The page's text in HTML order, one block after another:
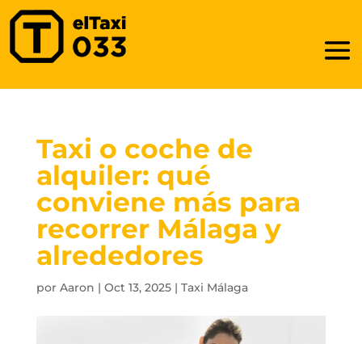
Taxi o coche de
alquiler: qué
conviene más para
recorrer Málaga y
alrededores
por Aaron | Oct 13, 2025| Taxi Málaga